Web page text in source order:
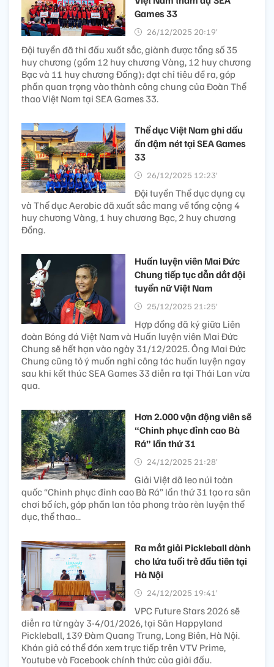
Games 33
26/12/2025 20:19’
Đội tuyển đã thi đấu xuất sắc, giành được tổng số 35
huy chương (gồm 12 huy chương Vàng, 12 huy chương
Bạc và 11 huy chương Đồng); đạt chỉ tiêu đề ra, góp
phần quan trọng vào thành công chung của Đoàn Thể
thao Việt Nam tại SEA Games 33.
Thể dục Việt Nam ghi dấu
ấn đậm nét tại SEA Games
33
26/12/2025 12:23’
Đội tuyển Thể dục dụng cụ
và Thể dục Aerobic đã xuất sắc mang về tổng cộng 4
huy chương Vàng, 1 huy chương Bạc, 2 huy chương
Đồng.
Huấn luyện viên Mai Đức
Chung tiếp tục dẫn dắt đội
tuyển nữ Việt Nam
25/12/2025 21:25’
Hợp đồng đã ký giữa Liên
đoàn Bóng đá Việt Nam và Huấn luyện viên Mai Đức
Chung sẽ hết hạn vào ngày 31/12/2025. Ông Mai Đức
Chung cũng tỏ ý muốn nghỉ công tác huấn luyện ngay
sau khi kết thúc SEA Games 33 diễn ra tại Thái Lan vừa
qua.
Hơn 2.000 vận động viên sẽ
“Chinh phục đỉnh cao Bà
Rá” lần thứ 31
24/12/2025 21:28’
Giải Việt dã leo núi toàn
quốc “Chinh phục đỉnh cao Bà Rá” lần thứ 31 tạo ra sân
chơi bổ ích, góp phần lan tỏa phong trào rèn luyện thể
dục, thể thao...
Ra mắt giải Pickleball dành
cho lứa tuổi trẻ đầu tiên tại
Hà Nội
24/12/2025 19:41’
VPC Future Stars 2026 sẽ
diễn ra từ ngày 3-4/01/2026, tại Sân Happyland
Pickleball, 139 Đàm Quang Trung, Long Biên, Hà Nội.
Khán giả có thể đón xem trực tiếp trên VTV Prime,
Youtube và Facebook chính thức của giải đấu.